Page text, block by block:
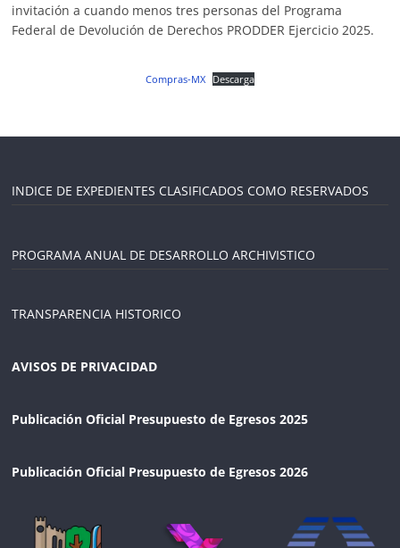
invitación a cuando menos tres personas del Programa
Federal de Devolución de Derechos PRODDER Ejercicio 2025.
Compras-MX Descarga
INDICE DE EXPEDIENTES CLASIFICADOS COMO RESERVADOS
PROGRAMA ANUAL DE DESARROLLO ARCHIVISTICO
TRANSPARENCIA HISTORICO
AVISOS DE PRIVACIDAD
Publicación Oficial Presupuesto de Egresos 2025
Publicación Oficial Presupuesto de Egresos 2026